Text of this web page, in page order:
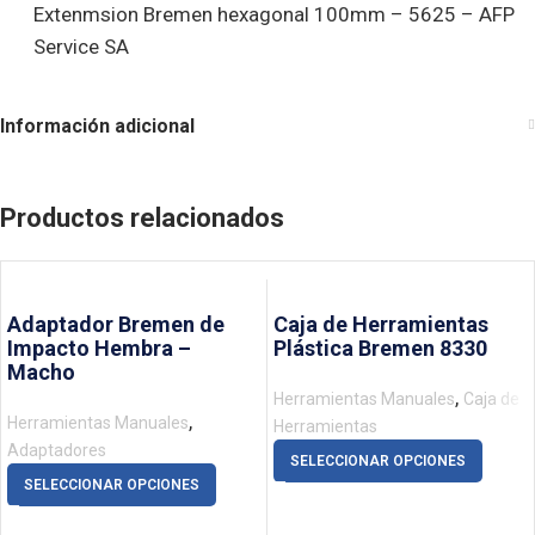
Extenmsion Bremen hexagonal 100mm – 5625 – AFP
Service SA
Información adicional
Productos relacionados
Adaptador Bremen de
Impacto Hembra –
Macho
Herramientas Manuales,
Adaptadores
SELECCIONAR OPCIONES
Caja de Herramientas
Plástica Bremen 8330
Herramientas Manuales, Caja de
Herramientas
SELECCIONAR OPCIONES